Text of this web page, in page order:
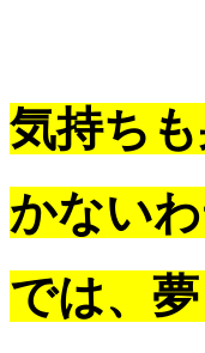
気持ち
かない
では、